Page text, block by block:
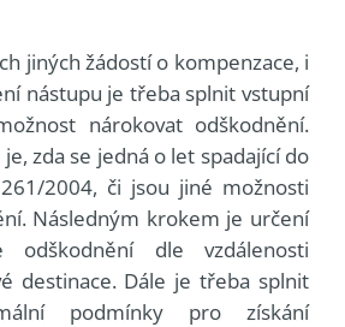
jiných žádostí o kompenzace, i
nástupu je třeba splnit vstupní
nárokovat odškodnění.
zda se jedná o let spadající do
2004, či jsou jiné možnosti
Následným krokem je určení
odškodnění dle vzdálenosti
destinace. Dále je třeba splnit
podmínky pro získání